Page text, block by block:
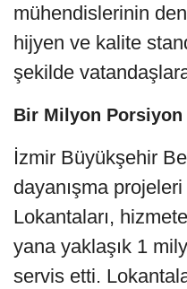
mühendislerinin
hijyen ve kalite
şekilde vatandaşlara
Bir Milyon Porsiyon
İzmir Büyükşehir
dayanışma
Lokantaları,
yana yaklaşık 1
servis etti.